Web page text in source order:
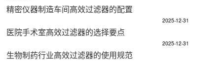
精密仪器制造车间高效过滤器的配置​
2025-12-31
医院手术室高效过滤器的选择要点​
2025-12-31
生物制药行业高效过滤器的使用规范​